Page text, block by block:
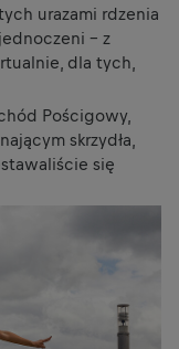
urazami rdzenia
- z
dla tych,
Pościgowy,
skrzydła,
się